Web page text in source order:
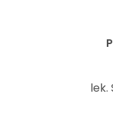
lek.